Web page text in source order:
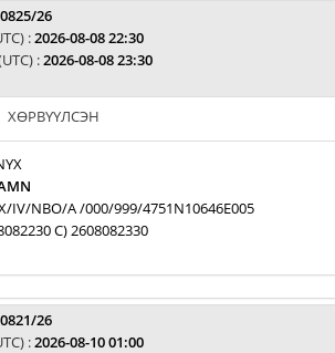
26
:2026-08-08 22:30
:2026-08-08 23:30
ХӨРВҮҮЛСЭН
IV/NBO/A /000/999/4751N10646E005
C) 2608082330
26
:2026-08-10 01:00